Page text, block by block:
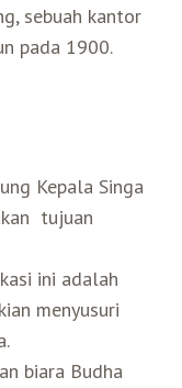
sebuah kantor
pada 1900.
Kepala Singa
tujuan
ini adalah
menyusuri
biara Budha